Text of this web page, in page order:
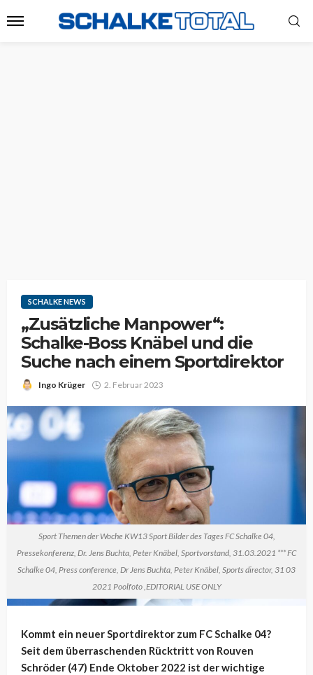
SCHALKE NEWS
„Zusätzliche Manpower“:
Schalke-Boss Knäbel und die
Suche nach einem Sportdirektor
Ingo Krüger 2. Februar 2023
Sport Themen der Woche KW13 Sport Bilder des Tages FC Schalke 04,
Pressekonferenz, Dr. Jens Buchta, Peter Knäbel, Sportvorstand, 31.03.2021 *** FC
Schalke 04, Press conference, Dr Jens Buchta, Peter Knäbel, Sports director, 31 03
2021 Poolfoto ,EDITORIAL USE ONLY
Kommt ein neuer Sportdirektor zum FC Schalke 04?
Seit dem überraschenden Rücktritt von Rouven
Schröder (47) Ende Oktober 2022 ist der wichtige